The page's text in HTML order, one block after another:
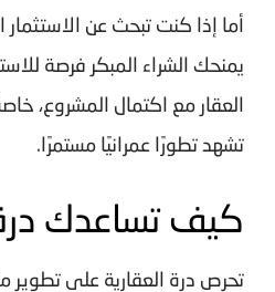
أما إذا كنت تبحث عن
يمنحك الشراء المبكر فرصة
العقار مع اكتمال المشروع،
تشهد تطورًا عمرانيًا مستمرًا.
كيف تساعدك درة
تحرص درة العقارية على